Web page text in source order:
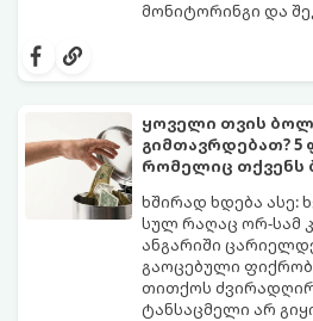
მონიტორინგი და
ნიშისთვის
წარმოების ყოველი
ოპტიმიზაციაში.
ყოველი თვის
გიმთავრდებათ? 5
რომელიც თქვენს
ხშირად ხდება ასე:
სულ რაღაც ორ-სამ
ანგარიში
გაოცებული
თითქოს
ტანსაცმელი არ